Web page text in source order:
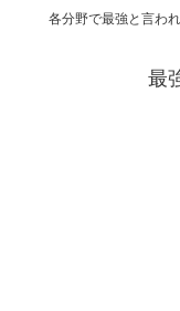
各分野で最強と言わ
最